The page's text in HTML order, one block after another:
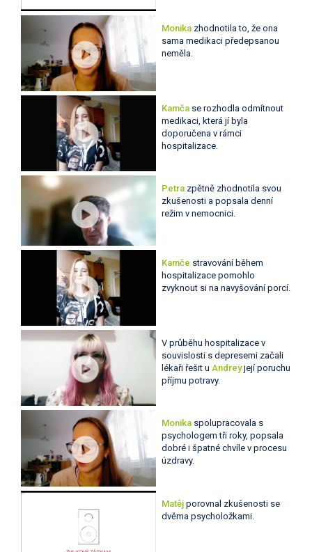
Monikazhodnotila to, že ona
sama medikaci předepsanou
neměla.
Kamčase rozhodla odmítnout
medikaci, která jí byla
doporučena v rámci
hospitalizace.
Petra zpětně zhodnotila svou
zkušenosti a popsala denní
režim v nemocnici.
Kamče stravování během
hospitalizace pomohlo
zvyknout si na navyšování porcí.
V průběhu hospitalizace v
souvislosti s depresemi začali
lékaři řešit u Andreyjejí poruchu
příjmu potravy.
Monika spolupracovala s
psychologem tři roky, popsala
dobré i špatné chvíle v procesu
úzdravy.
Matěj porovnal zkušenosti se
dvěma psycholožkami.